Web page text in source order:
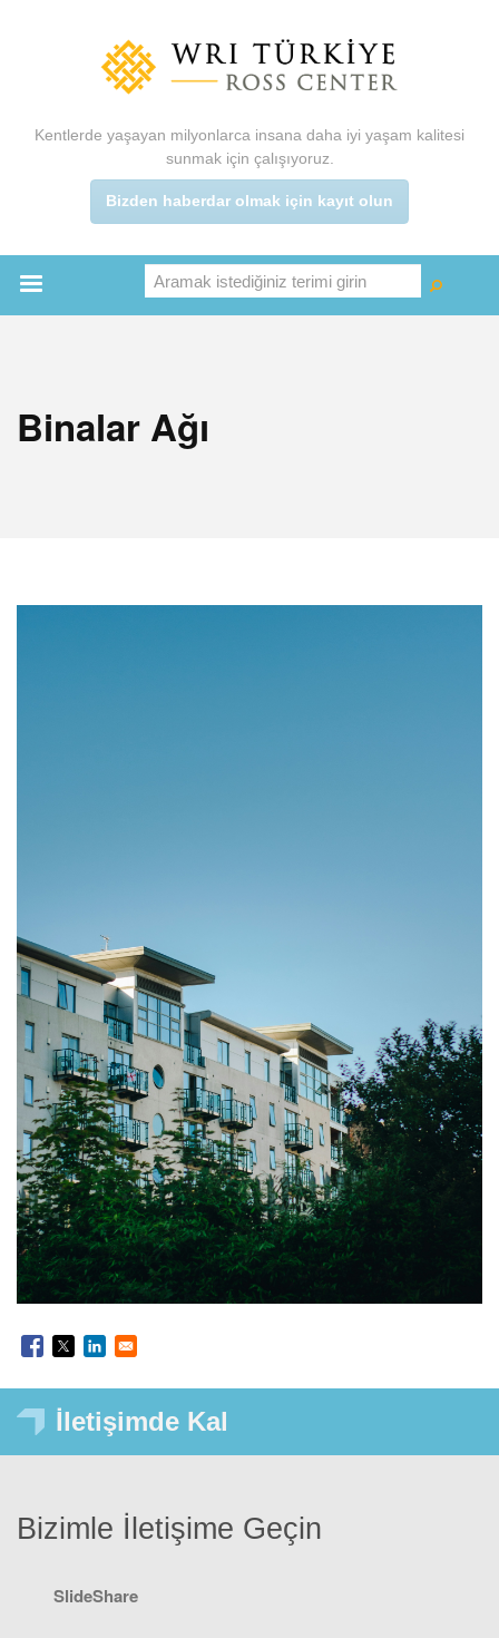
Kentlerde yaşayan milyonlarca insana daha iyi yaşam kalitesi
sunmak için çalışıyoruz.
Bizden haberdar olmak için kayıt olun
Ara
Ara
Binalar Ağı
İletişimde Kal
Bizimle İletişime Geçin
SlideShare